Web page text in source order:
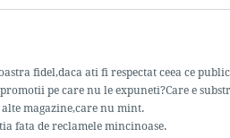
fidel,daca ati fi respectat ceea ce
pe care nu le expuneti?Care e
magazine,care nu mint.
fata de reclamele mincinoase.